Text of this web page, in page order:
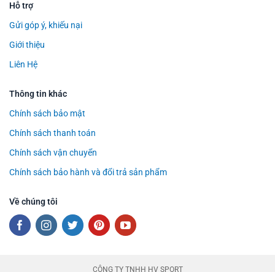
Hỗ trợ
Gửi góp ý, khiếu nại
Giới thiệu
Liên Hệ
Thông tin khác
Chính sách bảo mật
Chính sách thanh toán
Chính sách vận chuyển
Chính sách bảo hành và đổi trả sản phẩm
Về chúng tôi
CÔNG TY TNHH HV SPORT